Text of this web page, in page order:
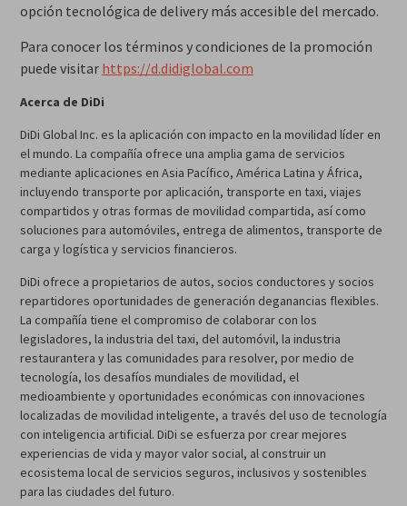
opción tecnológica de delivery más accesible del mercado.
Para conocer los términos y condiciones de la promoción
puede visitar https://d.didiglobal.com
Acerca de DiDi
DiDi Global Inc. es la aplicación con impacto en la movilidad líder en
el mundo. La compañía ofrece una amplia gama de servicios
mediante aplicaciones en Asia Pacífico, América Latina y África,
incluyendo transporte por aplicación, transporte en taxi, viajes
compartidos y otras formas de movilidad compartida, así como
soluciones para automóviles, entrega de alimentos, transporte de
carga y logística y servicios financieros.
DiDi ofrece a propietarios de autos, socios conductores y socios
repartidores oportunidades de generación deganancias flexibles.
La compañía tiene el compromiso de colaborar con los
legisladores, la industria del taxi, del automóvil, la industria
restaurantera y las comunidades para resolver, por medio de
tecnología, los desafíos mundiales de movilidad, el
medioambiente y oportunidades económicas con innovaciones
localizadas de movilidad inteligente, a través del uso de tecnología
con inteligencia artificial. DiDi se esfuerza por crear mejores
experiencias de vida y mayor valor social, al construir un
ecosistema local de servicios seguros, inclusivos y sostenibles
para las ciudades del futuro.